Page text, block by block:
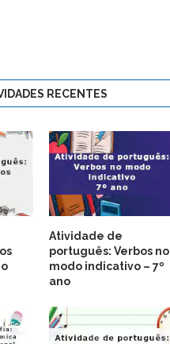
RECENTES
Atividade de
português: Verbos no
modo indicativo – 7º
ano